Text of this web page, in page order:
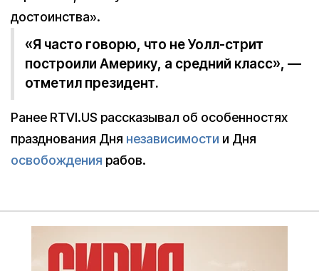
достоинства».
«Я часто говорю, что не Уолл-стрит
построили Америку, а средний класс», —
отметил президент.
Ранее RTVI.US рассказывал об особенностях
празднования Дня независимости и Дня
освобождения рабов.